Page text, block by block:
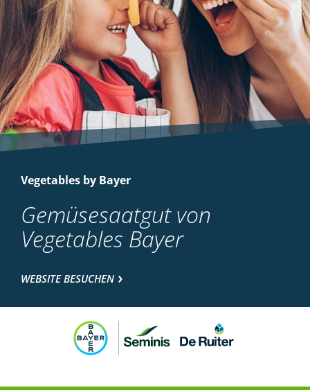
Vegetables by Bayer
Gemüsesaatgut von
Vegetables Bayer
WEBSITE BESUCHEN